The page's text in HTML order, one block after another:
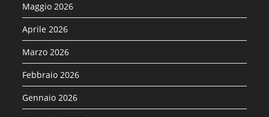
Maggio 2026
Aprile 2026
Marzo 2026
Febbraio 2026
Gennaio 2026